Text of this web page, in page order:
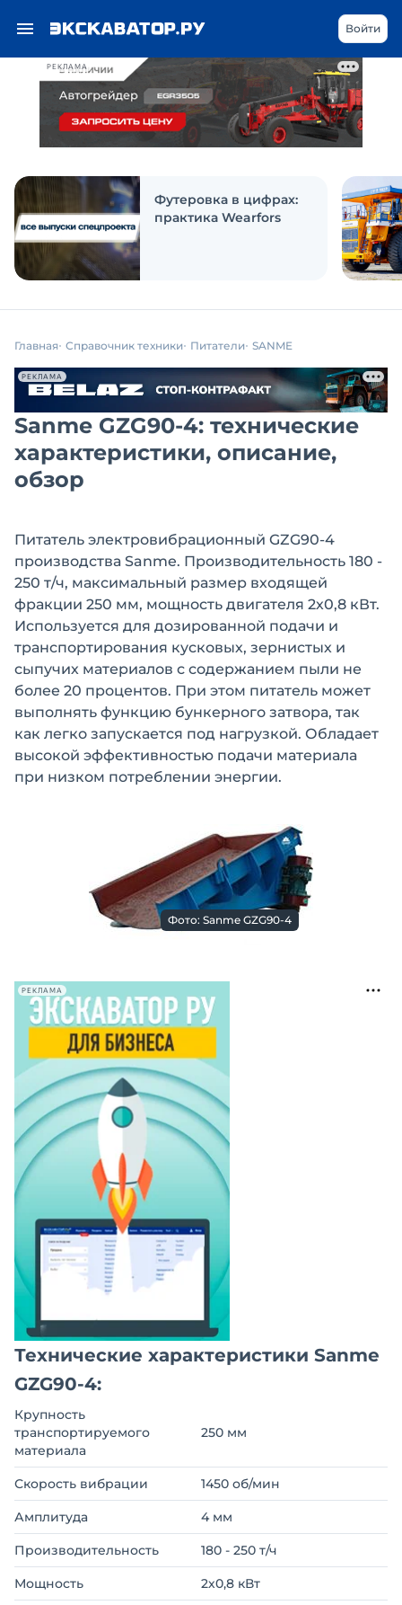
РЕКЛАМА
Войти
Футеровка в цифрах:
практика Wearfors
Главная Справочник техники Питатели SANME
РЕКЛАМА
Sanme GZG90-4: технические
характеристики, описание,
обзор
Питатель электровибрационный GZG90-4
производства Sanme. Производительность 180 -
250 т/ч, максимальный размер входящей
фракции 250 мм, мощность двигателя 2х0,8 кВт.
Используется для дозированной подачи и
транспортирования кусковых, зернистых и
сыпучих материалов с содержанием пыли не
более 20 процентов. При этом питатель может
выполнять функцию бункерного затвора, так
как легко запускается под нагрузкой. Обладает
высокой эффективностью подачи материала
при низком потреблении энергии.
Фото: Sanme GZG90-4
РЕКЛАМА
Технические характеристики Sanme
GZG90-4:
Крупность
транспортируемого
материала
250 мм
Скорость вибрации 1450 об/мин
Амплитуда 4 мм
Производительность 180 - 250 т/ч
Мощность 2х0,8 кВт